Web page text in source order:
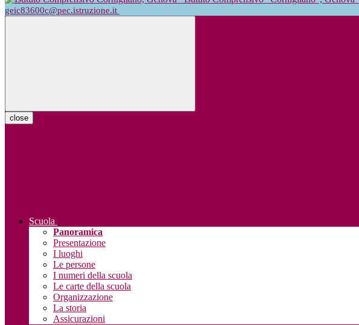
geic83600c@pec.istruzione.it
close
Scuola
Panoramica
Presentazione
I luoghi
Le persone
I numeri della scuola
Le carte della scuola
Organizzazione
La storia
Assicurazioni